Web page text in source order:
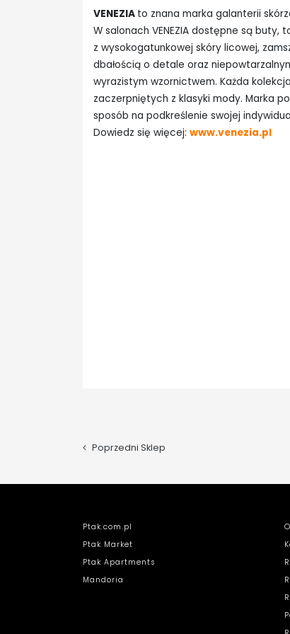
VENEZIA to znana marka galanterii
W salonach VENEZIA dostępne są
z wysokogatunkowej skóry licowej,
dbałością o detale oraz
wyrazistym wzornictwem. Każda
zaczerpniętych z klasyki mody. Marka
sposób na podkreślenie swojej
Dowiedz się więcej: www.venezia.pl
Poprzedni Sklep
Ptak.com.pl
Ptak Market
Ptak Apartments
Mandoria